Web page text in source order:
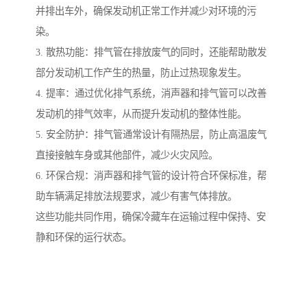
并排出车外，确保发动机正常工作并减少对环境的污
染。
3. 散热功能：排气管在排放废气的同时，还能帮助散发
部分发动机工作产生的热量，防止过热现象发生。
4. 提率：通过优化排气系统，消声器和排气管可以改善
发动机的排气效率，从而提升发动机的整体性能。
5. 安全防护：排气管通常设计有隔热层，防止高温废气
直接接触车身或其他部件，减少火灾风险。
6. 环保合规：消声器和排气管的设计符合环保标准，帮
助车辆满足排放法规要求，减少有害气体排放。
这些功能共同作用，确保冷藏车在运输过程中保持、安
静和环保的运行状态。